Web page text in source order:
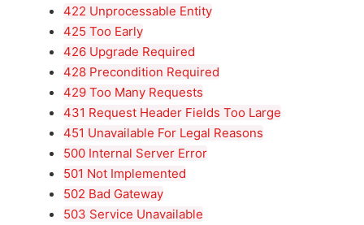
422 Unprocessable Entity
425 Too Early
426 Upgrade Required
428 Precondition Required
429 Too Many Requests
431 Request Header Fields Too Large
451 Unavailable For Legal Reasons
500 Internal Server Error
501 Not Implemented
502 Bad Gateway
503 Service Unavailable